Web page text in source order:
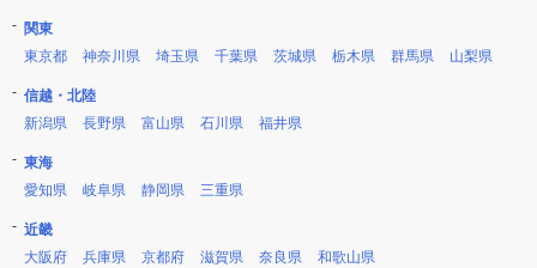
関東
東京都
神奈川県 埼玉県 千葉県 茨城県 栃木県 群馬県 山梨県
信越・北陸
新潟県
長野県 富山県 石川県 福井県
東海
愛知県
岐阜県 静岡県 三重県
近畿
大阪府
兵庫県 京都府 滋賀県 奈良県 和歌山県